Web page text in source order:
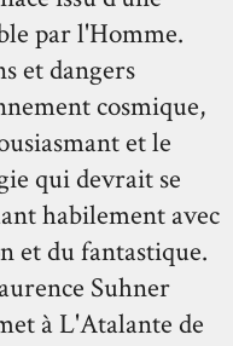
par l'Homme.
et dangers
cosmique,
et le
qui devrait se
habilement avec
et du fantastique.
Suhner
à L'Atalante de